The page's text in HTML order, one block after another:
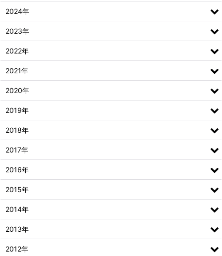
2024年
2023年
2022年
2021年
2020年
2019年
2018年
2017年
2016年
2015年
2014年
2013年
2012年